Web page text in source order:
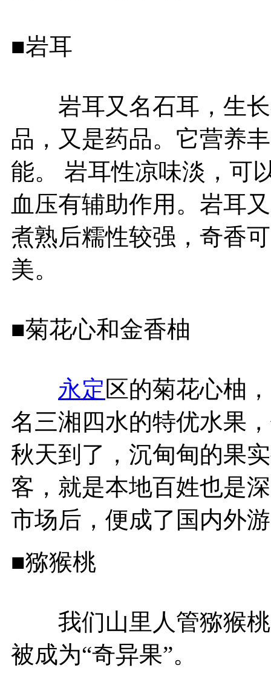
■岩耳
岩耳又名石耳，生长
品，又是药品。它营养
能。 岩耳性凉味淡，可
血压有辅助作用。岩耳
煮熟后糯性较强，奇香
美。
■菊花心和金香柚
永定 区的菊花心柚
名三湘四水的特优水果
秋天到了，沉甸甸的果
客，就是本地百姓也是
市场后，便成了国内外
■猕猴桃
我们山里人管猕猴桃
被成为“奇异果”。